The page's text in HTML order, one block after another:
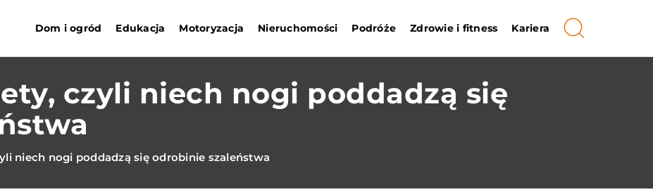
Dom i ogród Edukacja Motoryzacja Nieruchomości Podróże Zdrowie i fitness Kariera
czyli niech nogi poddadzą się
niech nogi poddadzą się odrobinie szaleństwa